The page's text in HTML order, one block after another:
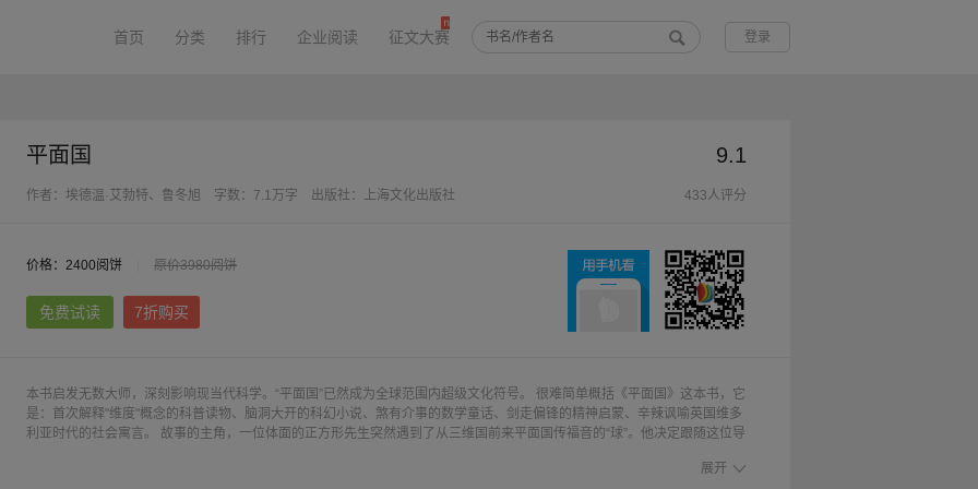
首页 分类 排行 企业阅读 征文大赛 登录
平面国 9.1
作者：埃德温·艾勃特、鲁冬旭 字数：7.1万字 出版社：上海文化出版社 433人评分
价格：2400阅饼 原价3980阅饼
免费试读 7折购买
本书启发无数大师，深刻影响现当代科学。“平面国”已然成为全球范围内超级文化符号。 很难简单概括《平面国》这本书，它
是：首次解释"维度"概念的科普读物、脑洞大开的科幻小说、煞有介事的数学童话、剑走偏锋的精神启蒙、辛辣讽喻英国维多
利亚时代的社会寓言。 故事的主角，一位体面的正方形先生突然遇到了从三维国前来平面国传福音的“球”。他决定跟随这位导
了这部传世的《平面国》。 作为读者的我们，将在这个故事中获得上帝视角，得以审视自身，以科学的态度，理解“科学的谦
展开